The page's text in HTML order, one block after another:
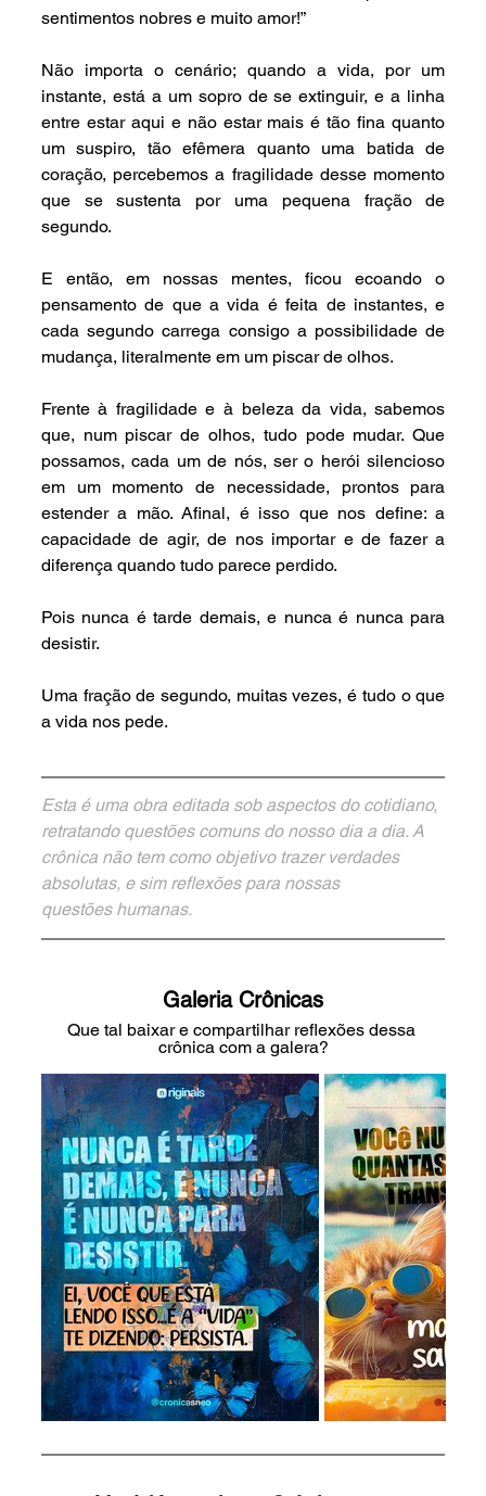
sentimentos nobres e muito amor!”
Não importa o cenário; quando a vida, por um
instante, está a um sopro de se extinguir, e a linha
entre estar aqui e não estar mais é tão fina quanto
um suspiro, tão efêmera quanto uma batida de
coração, percebemos a fragilidade desse momento
que se sustenta por uma pequena fração de
segundo.
E então, em nossas mentes, ficou ecoando o
pensamento de que a vida é feita de instantes, e
cada segundo carrega consigo a possibilidade de
mudança, literalmente em um piscar de olhos.
Frente à fragilidade e à beleza da vida, sabemos
que, num piscar de olhos, tudo pode mudar. Que
possamos, cada um de nós, ser o herói silencioso
em um momento de necessidade, prontos para
estender a mão. Afinal, é isso que nos define: a
capacidade de agir, de nos importar e de fazer a
diferença quando tudo parece perdido.
Pois nunca é tarde demais, e nunca é nunca para
desistir.
Uma fração de segundo, muitas vezes, é tudo o que
a vida nos pede.
Esta é uma obra editada sob aspectos do cotidiano,
retratando questões comuns do nosso dia a dia. A
crônica não tem como objetivo trazer verdades
absolutas, e sim reflexões para nossas
questões humanas.
Galeria Crônicas
Que tal baixar e compartilhar reflexões dessa
crônica com a galera?